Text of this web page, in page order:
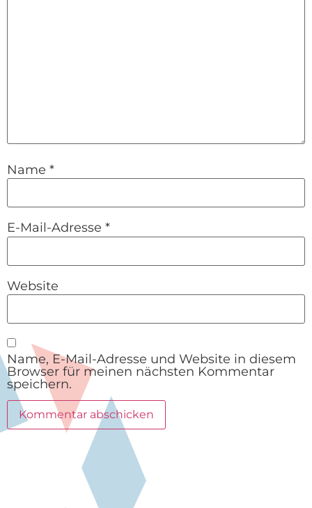
Name *
E-Mail-Adresse *
Website
Name, E-Mail-Adresse und Website in diesem
Browser für meinen nächsten Kommentar
speichern.